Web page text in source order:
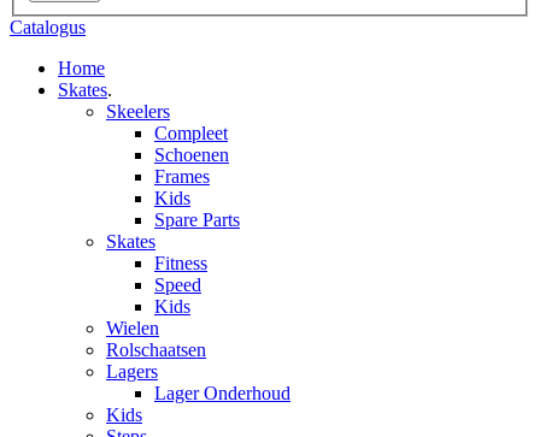
Catalogus
Home
Skates.
Skeelers
Compleet
Schoenen
Frames
Kids
Spare Parts
Skates
Fitness
Speed
Kids
Wielen
Rolschaatsen
Lagers
Lager Onderhoud
Kids